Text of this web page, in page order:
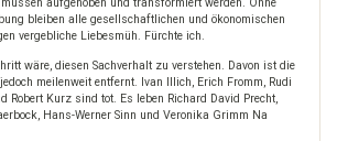
aufgehoben und transformiert werden. Ohne
bleiben alle gesellschaftlichen und ökonomischen
vergebliche Liebesmüh. Fürchte ich.
wäre, diesen Sachverhalt zu verstehen. Davon ist die
meilenweit entfernt. Ivan Illich, Erich Fromm, Rudi
Robert Kurz sind tot. Es leben Richard David Precht,
Hans-Werner Sinn und Veronika Grimm Na